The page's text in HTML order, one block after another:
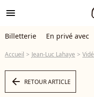
menu
Billetterie En privé avec
Accueil Jean-Luc Lahaye
arrow_left RETOUR ARTICLE